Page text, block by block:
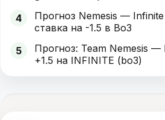
4
Прогноз Nemesis — Infinite
ставка на -1.5 в Bo3
5
Прогноз: Team Nemesis
+1.5 на INFINITE (bo3)